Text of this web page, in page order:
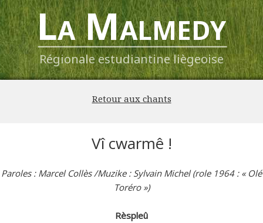
La Malmedy
Régionale estudiantine liègeoise
Retour aux chants
Vî cwarmê !
Paroles : Marcel Collès /Muzike : Sylvain Michel (role 1964 : « Olé
Toréro »)
Rèspleû